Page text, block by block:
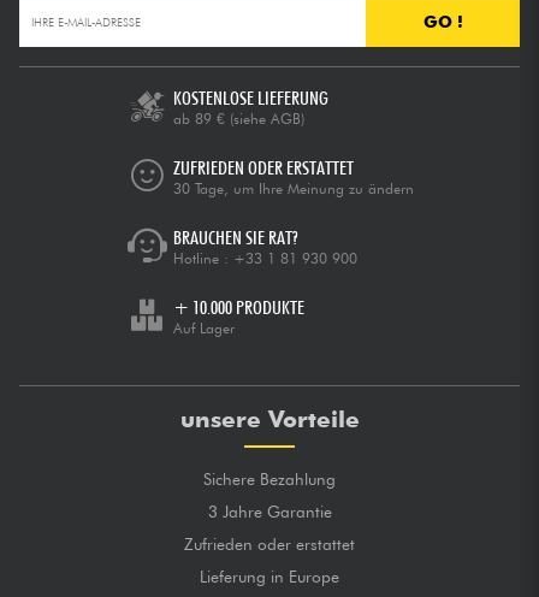
GO !
KOSTENLOSE LIEFERUNG
ab 89 € (siehe AGB)
ZUFRIEDEN ODER ERSTATTET
30 Tage, um Ihre Meinung zu ändern
BRAUCHEN SIE RAT?
Hotline : +33 1 81 930 900
+ 10.000 PRODUKTE
Auf Lager
unsere Vorteile
Sichere Bezahlung
3 Jahre Garantie
Zufrieden oder erstattet
Lieferung in Europe